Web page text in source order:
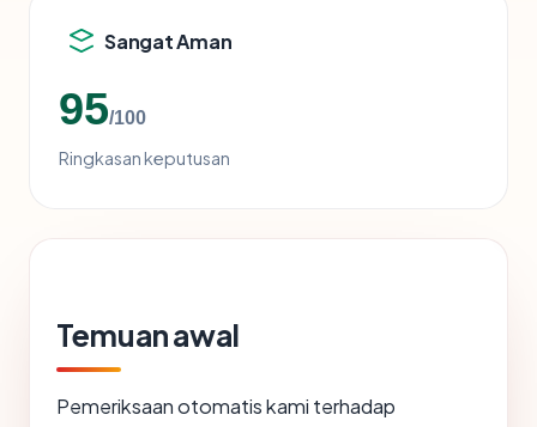
Sangat Aman
95/100
Ringkasan keputusan
Temuan awal
Pemeriksaan otomatis kami terhadap